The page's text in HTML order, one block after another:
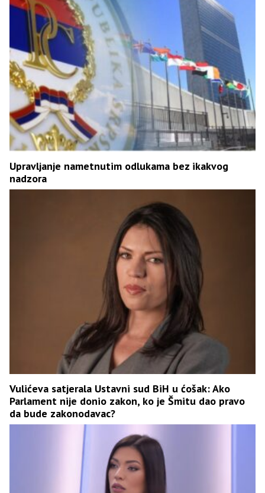
Upravljanje nametnutim odlukama bez ikakvog
nadzora
Vulićeva satjerala Ustavni sud BiH u ćošak: Ako
Parlament nije donio zakon, ko je Šmitu dao pravo
da bude zakonodavac?